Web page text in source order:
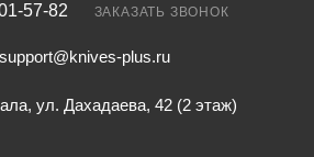
57-82 ЗАКАЗАТЬ ЗВОНОК
support@knives-plus.ru
ул. Дахадаева, 42 (2 этаж)